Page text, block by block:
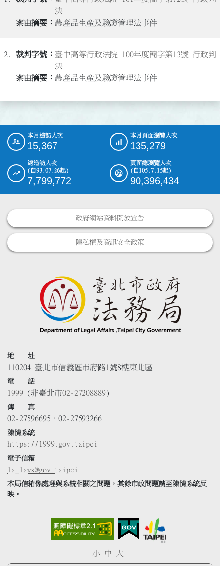
決
農產品生產及驗證管理法事件
2.
臺中高等行政法院 100年度簡字第13號 行政判
決
農產品生產及驗證管理法事件
::: 本月造訪人次
15,367
本月頁面瀏覽人次
135,279
總造訪人次
(自93.07.26起)
7,799,772
頁面總瀏覽人次
(自105.7.15起)
90,396,434
政府網站資料開放宣告
隱私權及資訊安全政策
地 址
110204 臺北市信義區市府路1號8樓東北區
電 話
1999 (非臺北市02-27208889)
傳 真
02-27596695、02-27593266
陳情系統
https://1999.gov.taipei
電子信箱
la_laws@gov.taipei
本局信箱係處理與系統相關之問題，其餘市政問題請至陳情系統反
映。
小 中 大